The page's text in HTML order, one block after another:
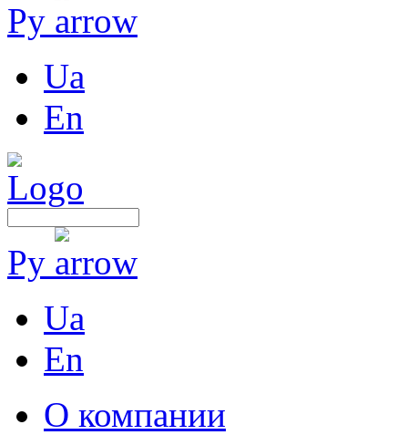
Ру
Ua
En
Ру
Ua
En
О компании